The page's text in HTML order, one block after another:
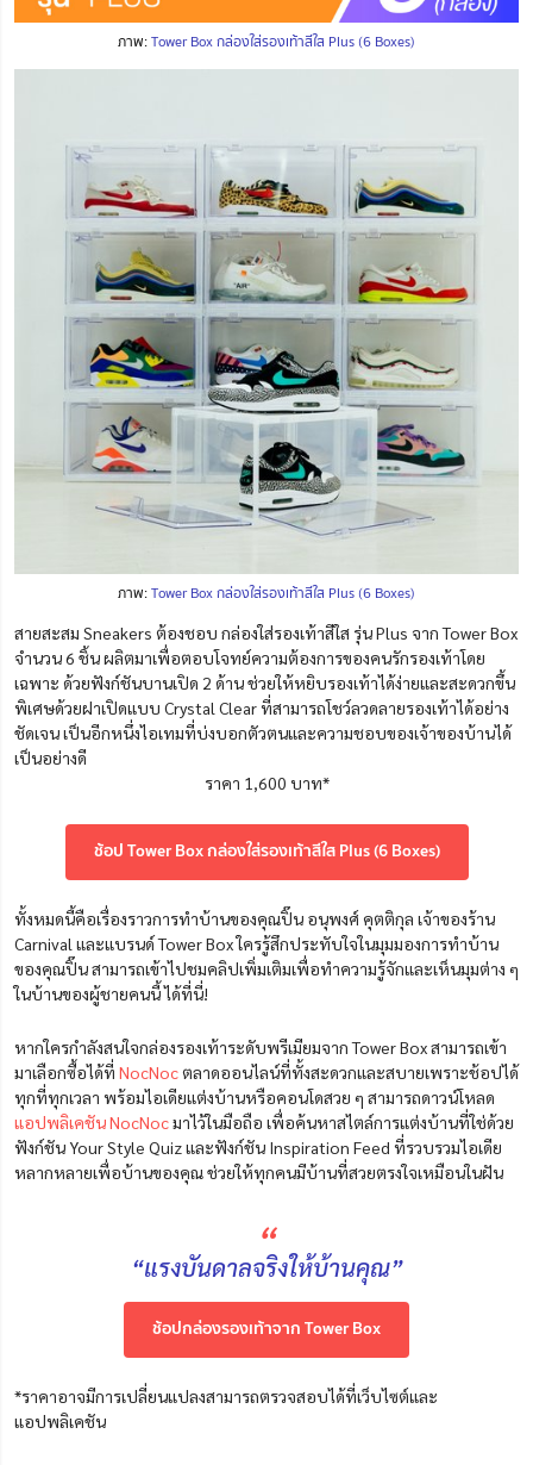
ภาพ:Tower Box กล่องใส่รองเท้าสีใส Plus (6 Boxes)
ภาพ:Tower Box กล่องใส่รองเท้าสีใส Plus (6 Boxes)
สายสะสม Sneakers ต้องชอบ กล่องใส่รองเท้าสีใส รุ่น Plus จาก Tower Box
จำนวน 6 ชิ้น ผลิตมาเพื่อตอบโจทย์ความต้องการของคนรักรองเท้าโดย
เฉพาะ ด้วยฟังก์ชันบานเปิด 2 ด้าน ช่วยให้หยิบรองเท้าได้ง่ายและสะดวกขึ้น
พิเศษด้วยฝาเปิดแบบ Crystal Clear ที่สามารถโชว์ลวดลายรองเท้าได้อย่าง
ชัดเจน เป็นอีกหนึ่งไอเทมที่บ่งบอกตัวตนและความชอบของเจ้าของบ้านได้
เป็นอย่างดี
ราคา 1,600 บาท*
ช้อป Tower Box กล่องใส่รองเท้าสีใส Plus (6 Boxes)
ทั้งหมดนี้คือเรื่องราวการทำบ้านของคุณปิ๊น อนุพงศ์ คุตติกุล เจ้าของร้าน
Carnival และแบรนด์ Tower Box ใครรู้สึกประทับใจในมุมมองการทำบ้าน
ของคุณปิ๊น สามารถเข้าไปชมคลิปเพิ่มเติมเพื่อทำความรู้จักและเห็นมุมต่าง ๆ
ในบ้านของผู้ชายคนนี้ ได้ที่นี่!
หากใครกำลังสนใจกล่องรองเท้าระดับพรีเมียมจาก Tower Box สามารถเข้า
มาเลือกซื้อได้ที่ NocNocตลาดออนไลน์ที่ทั้งสะดวกและสบายเพราะช้อปได้
ทุกที่ทุกเวลา พร้อมไอเดียแต่งบ้านหรือคอนโดสวย ๆ สามารถดาวน์โหลด
แอปพลิเคชัน NocNocมาไว้ในมือถือ เพื่อค้นหาสไตล์การแต่งบ้านที่ใช่ด้วย
ฟังก์ชัน Your Style Quiz และฟังก์ชัน Inspiration Feed ที่รวบรวมไอเดีย
หลากหลายเพื่อบ้านของคุณ ช่วยให้ทุกคนมีบ้านที่สวยตรงใจเหมือนในฝัน
“
“แรงบันดาลจริงให้บ้านคุณ”
ช้อปกล่องรองเท้าจาก Tower Box
*ราคาอาจมีการเปลี่ยนแปลงสามารถตรวจสอบได้ที่เว็บไซต์และ
แอปพลิเคชัน